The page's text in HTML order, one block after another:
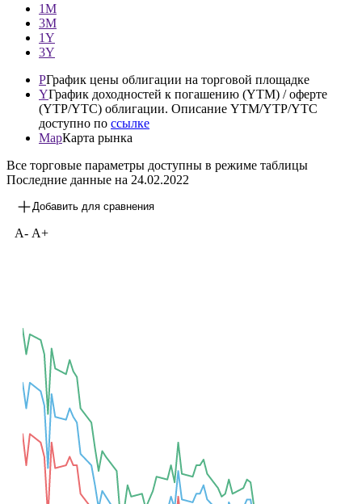
1М
3М
1Y
3Y
PГрафик цены облигации на торговой площадке
YГрафик доходностей к погашению (YTM) / оферте
(YTP/YTC) облигации. Описание YTM/YTP/YTC
доступно по ссылке
MapКарта рынка
Все торговые параметры доступны в режиме таблицы
Последние данные на 24.02.2022
Добавить для сравнения